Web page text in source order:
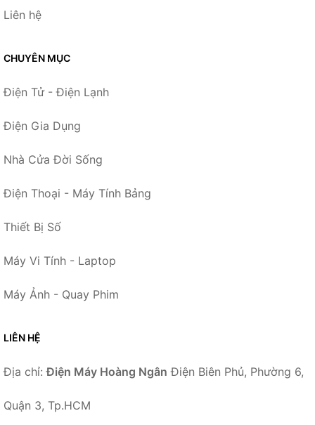
Liên hệ
CHUYÊN MỤC
Điện Tử - Điện Lạnh
Điện Gia Dụng
Nhà Cửa Đời Sống
Điện Thoại - Máy Tính Bảng
Thiết Bị Số
Máy Vi Tính - Laptop
Máy Ảnh - Quay Phim
LIÊN HỆ
Địa chỉ:Điện Máy Hoàng Ngân Điện Biên Phủ, Phường 6,
Quận 3, Tp.HCM